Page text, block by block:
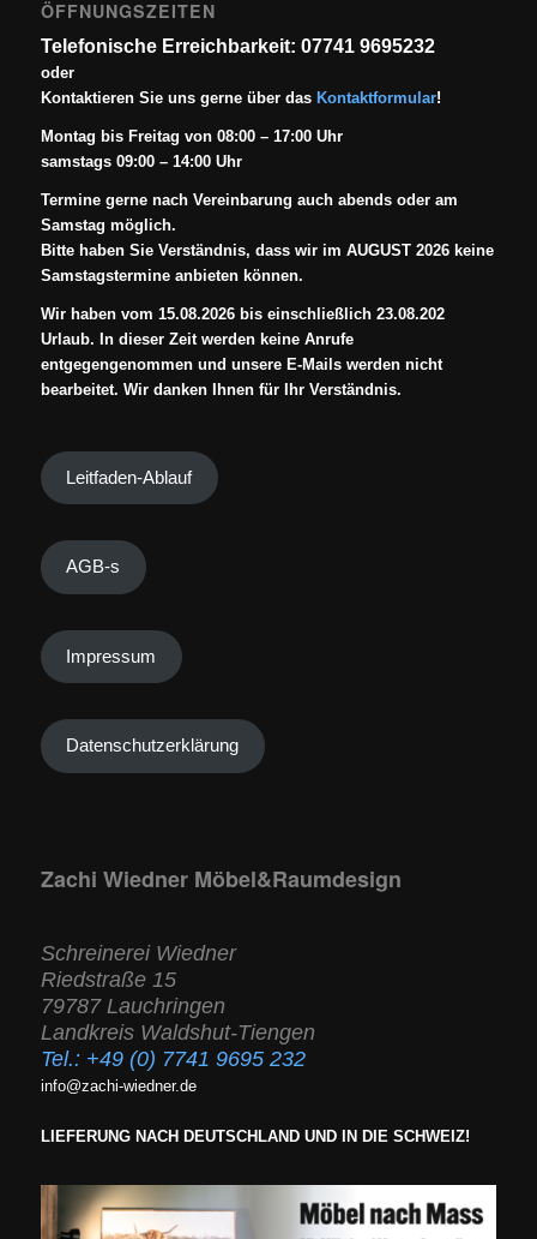
ÖFFNUNGSZEITEN
Telefonische Erreichbarkeit: 07741 9695232
oder
Kontaktieren Sie uns gerne über das Kontaktformular!
Montag bis Freitag von 08:00 – 17:00 Uhr
samstags 09:00 – 14:00 Uhr
Termine gerne nach Vereinbarung auch abends oder am
Samstag möglich.
Bitte haben Sie Verständnis, dass wir im AUGUST 2026 keine
Samstagstermine anbieten können.
Wir haben vom 15.08.2026 bis einschließlich 23.08.202
Urlaub. In dieser Zeit werden keine Anrufe
entgegengenommen und unsere E-Mails werden nicht
bearbeitet. Wir danken Ihnen für Ihr Verständnis.
Leitfaden-Ablauf
AGB-s
Impressum
Datenschutzerklärung
Zachi Wiedner Möbel&Raumdesign
Schreinerei Wiedner
Riedstraße 15
79787 Lauchringen
Landkreis Waldshut-Tiengen
Tel.: +49 (0) 7741 9695 232
info@zachi-wiedner.de
LIEFERUNG NACH DEUTSCHLAND UND IN DIE SCHWEIZ!